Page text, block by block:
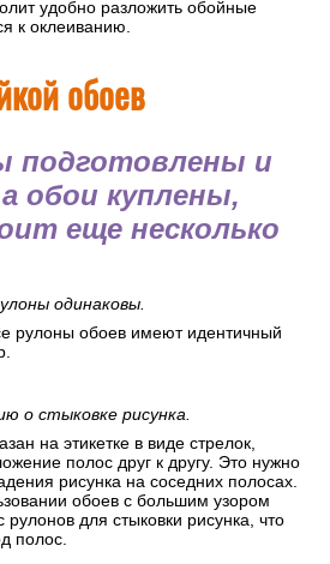
удобно разложить обойные
к оклеиванию.
обоев
подготовлены и
обои куплены,
еще несколько
одинаковы.
рулоны обоев имеют идентичный
о стыковке рисунка.
на этикетке в виде стрелок,
полос друг к другу. Это нужно
рисунка на соседних полосах.
обоев с большим узором
рулонов для стыковки рисунка, что
полос.